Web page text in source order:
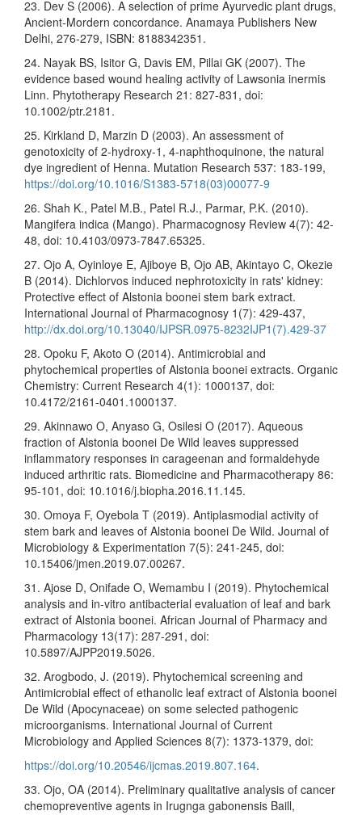
23. Dev S (2006). A selection of prime Ayurvedic plant drugs,
Ancient-Mordern concordance. Anamaya Publishers New
Delhi, 276-279, ISBN: 8188342351.
24. Nayak BS, Isitor G, Davis EM, Pillai GK (2007). The
evidence based wound healing activity of Lawsonia inermis
Linn. Phytotherapy Research 21: 827-831, doi:
10.1002/ptr.2181.
25. Kirkland D, Marzin D (2003). An assessment of
genotoxicity of 2-hydroxy-1, 4-naphthoquinone, the natural
dye ingredient of Henna. Mutation Research 537: 183-199,
https://doi.org/10.1016/S1383-5718(03)00077-9
26. Shah K., Patel M.B., Patel R.J., Parmar, P.K. (2010).
Mangifera indica (Mango). Pharmacognosy Review 4(7): 42-
48, doi: 10.4103/0973-7847.65325.
27. Ojo A, Oyinloye E, Ajiboye B, Ojo AB, Akintayo C, Okezie
B (2014). Dichlorvos induced nephrotoxicity in rats' kidney:
Protective effect of Alstonia boonei stem bark extract.
International Journal of Pharmacognosy 1(7): 429-437,
http://dx.doi.org/10.13040/IJPSR.0975-8232IJP1(7).429-37
28. Opoku F, Akoto O (2014). Antimicrobial and
phytochemical properties of Alstonia boonei extracts. Organic
Chemistry: Current Research 4(1): 1000137, doi:
10.4172/2161-0401.1000137.
29. Akinnawo O, Anyaso G, Osilesi O (2017). Aqueous
fraction of Alstonia boonei De Wild leaves suppressed
inflammatory responses in carageenan and formaldehyde
induced arthritic rats. Biomedicine and Pharmacotherapy 86:
95-101, doi: 10.1016/j.biopha.2016.11.145.
30. Omoya F, Oyebola T (2019). Antiplasmodial activity of
stem bark and leaves of Alstonia boonei De Wild. Journal of
Microbiology & Experimentation 7(5): 241-245, doi:
10.15406/jmen.2019.07.00267.
31. Ajose D, Onifade O, Wemambu I (2019). Phytochemical
analysis and in-vitro antibacterial evaluation of leaf and bark
extract of Alstonia boonei. African Journal of Pharmacy and
Pharmacology 13(17): 287-291, doi:
10.5897/AJPP2019.5026.
32. Arogbodo, J. (2019). Phytochemical screening and
Antimicrobial effect of ethanolic leaf extract of Alstonia boonei
De Wild (Apocynaceae) on some selected pathogenic
microorganisms. International Journal of Current
Microbiology and Applied Sciences 8(7): 1373-1379, doi:
https://doi.org/10.20546/ijcmas.2019.807.164.
33. Ojo, OA (2014). Preliminary qualitative analysis of cancer
chemopreventive agents in Irugnga gabonensis Baill,